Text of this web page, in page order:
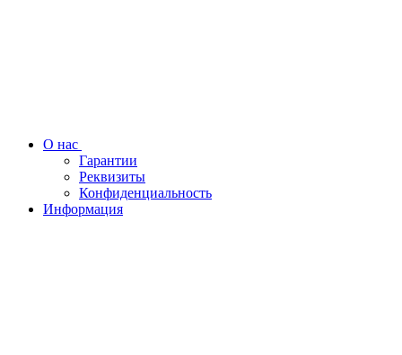
О нас
Гарантии
Реквизиты
Конфиденциальность
Информация